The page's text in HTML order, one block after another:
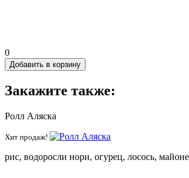
0
Добавить в корзину
Закажите также:
Ролл Аляска
Хит продаж!
рис, водоросли нори, огурец, лосось,